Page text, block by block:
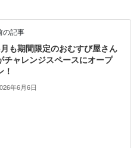
の記事
も期間限定のおむすび屋さん
チャレンジスペースにオープ
！
年6月6日